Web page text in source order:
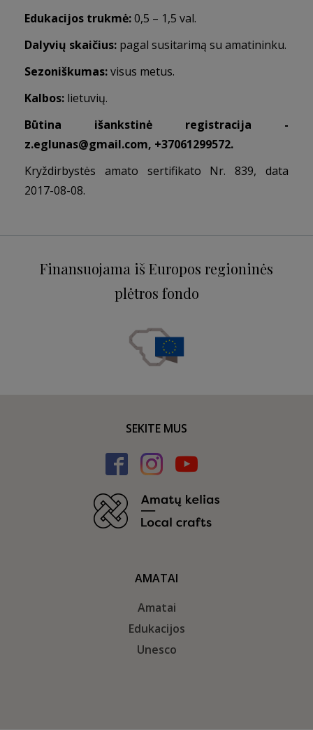
Edukacijos trukmė:0,5 – 1,5 val.
Dalyvių skaičius: pagal susitarimą su amatininku.
Sezoniškumas:visus metus.
Kalbos: lietuvių.
Būtina išankstinė registracija -
z.eglunas@gmail.com, +37061299572.
Kryždirbystės amato sertifikato Nr. 839, data
2017-08-08.
Finansuojama iš Europos regioninės
plėtros fondo
SEKITE MUS
AMATAI
Amatai
Edukacijos
Unesco